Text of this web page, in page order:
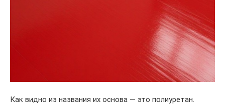
Как видно из названия их основа — это полиуретан.